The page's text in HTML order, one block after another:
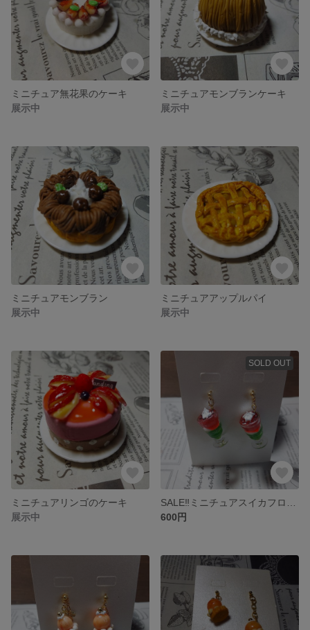
ミニチュア無花果のケーキ
展示中
ミニチュアモンブランケーキ
展示中
ミニチュアモンブラン
展示中
ミニチュアアップルパイ
展示中
ミニチュアリンゴのケーキ
展示中
SOLD OUT
600円